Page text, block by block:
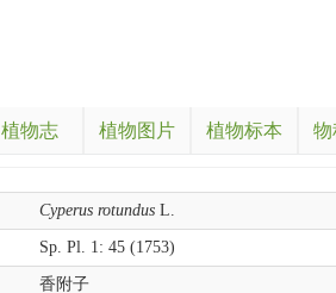
植物志 植物图片 植物标本 物
Cyperus rotundus L.
Sp. Pl. 1: 45 (1753)
香附子